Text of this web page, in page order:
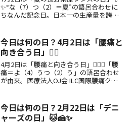
✨“な（7）つ（2）＝夏”の語呂合わせに
ちなんだ記念日。日本一の生産量を誇る
今日は何の日？4月2日は「腰痛と
向き合う日」🧘‍♂️
4月2日は「腰痛と向き合う日」🧘‍♀️✨「腰
痛＝よ（4）うつ（2）う」の語呂合わせ
が由来。医療法人OJ会 ILC国際腰痛クリ
今日は何の日？2月22日は「デニ
ャーズの日」🐱🍰✨